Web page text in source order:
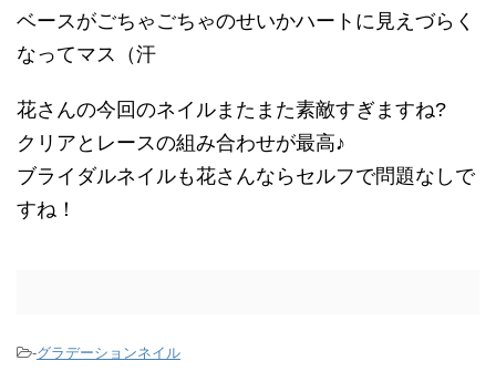
ベースがごちゃごちゃのせいかハートに見えづらく
なってマス（汗
花さんの今回のネイルまたまた素敵すぎますね?
クリアとレースの組み合わせが最高♪
ブライダルネイルも花さんならセルフで問題なしで
すね！
-グラデーションネイル